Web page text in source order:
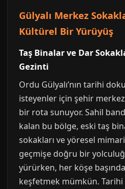
Gülyalı Merkez
Kültürel Bir Yürüyüş
Taş Binalar ve Dar
Gezinti
Ordu Gülyalı’nın tarihi
isteyenler için şehir
bir rota sunuyor. Sahil
kalan bu bölge, eski taş
sokakları ve yöresel
geçmişe doğru bir
yürürken, her köşe
keşfetmek mümkün. Tarihi